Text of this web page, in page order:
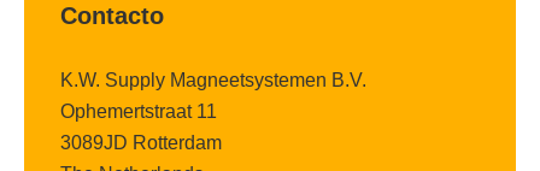
Contacto
K.W. Supply Magneetsystemen B.V.
Ophemertstraat 11
3089JD Rotterdam